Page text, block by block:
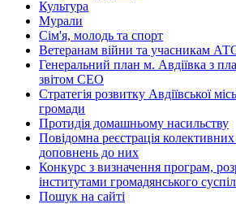
Культура
Мурали
Сім'я, молодь та спорт
Ветеранам війни та учасникам
Генеральний план м. Авдіївка з
звітом СЕО
Стратегія розвитку Авдіївської
громади
Протидія домашньому насильству
Повідомна реєстрація колективних
доповнень до них
Конкурс з визначення програм,
інститутами громадянського
Пошук на сайті